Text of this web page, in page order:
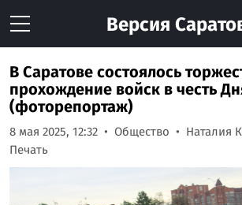
Версия
В Саратове состоялось
прохождение войск в честь
(фоторепортаж)
8 мая 2025, 12:32 Общество
Наталия
Печать